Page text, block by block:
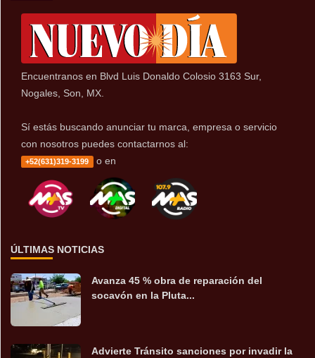
Encuentranos en Blvd Luis Donaldo Colosio 3163 Sur,
Nogales, Son, MX.
Sí estás buscando anunciar tu marca, empresa o servicio
con nosotros puedes contactarnos al:
+52(631)319-3199 o en
ÚLTIMAS NOTICIAS
Avanza 45 % obra de reparación del
socavón en la Pluta...
Advierte Tránsito sanciones por invadir la